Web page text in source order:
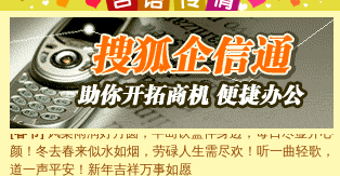
[元旦]如果上天让我许三个愿望，一是今生今世和你在一
起；二是再生再世和你在一起；三是三生三世和你不再分
离。水晶之恋祝你新年快乐
[元旦]当我狠下心扭头离去那一刻，你在我身后无助地哭
泣，这痛楚让我明白我多么爱你。我转身抱住你：这猪不
卖了。水晶之恋祝你新年快乐。
[春节]风柔雨润好月圆，半岛铁盒伴身边，每日尽显开心
颜！冬去春来似水如烟，劳碌人生需尽欢！听一曲轻歌，
道一声平安！新年吉祥万事如愿